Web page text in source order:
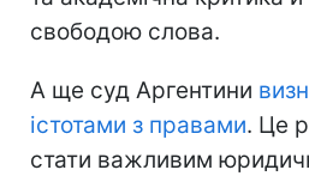
свободою слова.
А ще суд Аргентини
істотами з правами. Це
стати важливим